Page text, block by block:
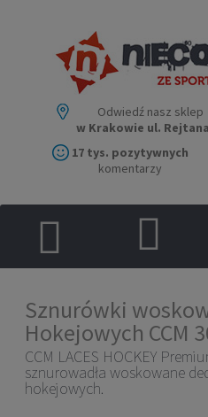
Odwiedź nasz sklep
w Krakowie ul.
17 tys. pozytywnych
komentarzy
Sznurówki
Hokejowych CCM
CCM LACES HOCKEY
sznurowadła woskowane
hokejowych.